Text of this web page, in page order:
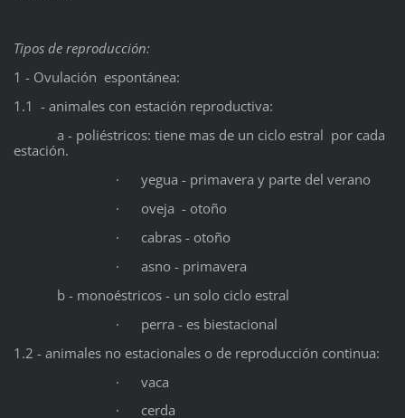
Tipos de reproducción:
1 - Ovulación espontánea:
1.1 - animales con estación reproductiva:
a - poliéstricos: tiene mas de un ciclo estral por cada
estación.
· yegua - primavera y parte del verano
· oveja - otoño
· cabras - otoño
· asno - primavera
b - monoéstricos - un solo ciclo estral
· perra - es biestacional
1.2 - animales no estacionales o de reproducción continua:
· vaca
· cerda